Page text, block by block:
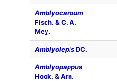
Amblyocarpum
Fisch. & C. A.
Mey.
AmblyolepisDC.
Amblyopappus
Hook. & Arn.